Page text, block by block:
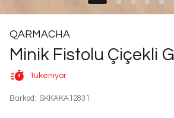
QARMACHA
Minik Fistolu Çiçekli
Tükeniyor
Barkod : SKKAKA12831